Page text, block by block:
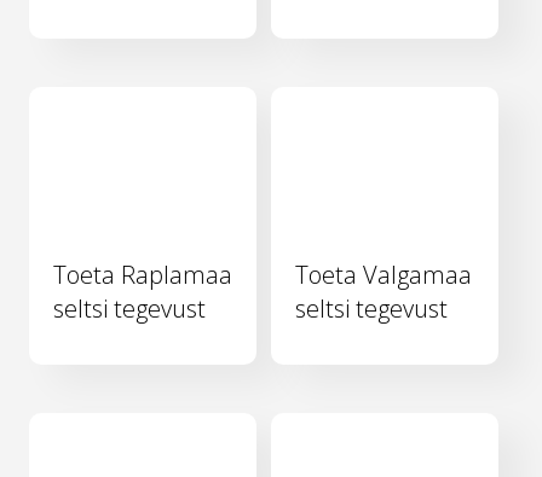
Toeta Raplamaa
seltsi tegevust
Toeta Valgamaa
seltsi tegevust